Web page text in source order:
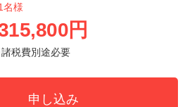
名様
円
税費別途必要
申し込み